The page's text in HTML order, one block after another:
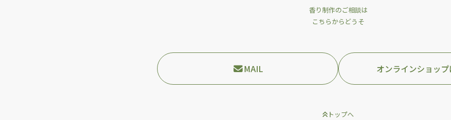
香り制作のご相談は
こちらからどうそ
MAIL オンラインショッ
トップへ